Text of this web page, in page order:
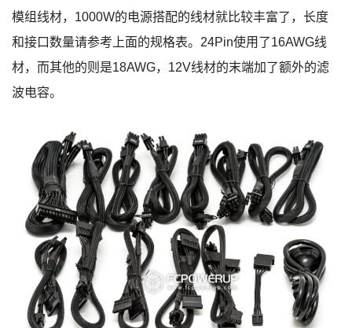
模组线材，1000W的电源搭配的线材就比较丰富了，长度
和接口数量请参考上面的规格表。24Pin使用了16AWG线
材，而其他的则是18AWG，12V线材的末端加了额外的滤
波电容。